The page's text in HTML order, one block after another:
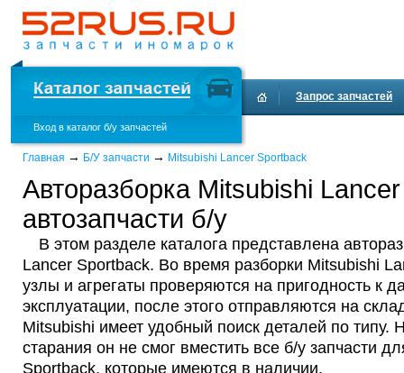
Вход в каталог б/у запчастей
Запрос запчастей
Главная → Б/У запчасти → Mitsubishi Lancer Sportback
Авторазборка Mitsubishi
автозапчасти б/у
В этом разделе каталога представлена
Lancer Sportback. Во время разборки Mitsubishi
узлы и агрегаты проверяются на пригодность к
эксплуатации, после этого отправляются на
Mitsubishi имеет удобный поиск деталей по типу.
старания он не смог вместить все б/у запчасти
Sportback, которые имеются в наличии.